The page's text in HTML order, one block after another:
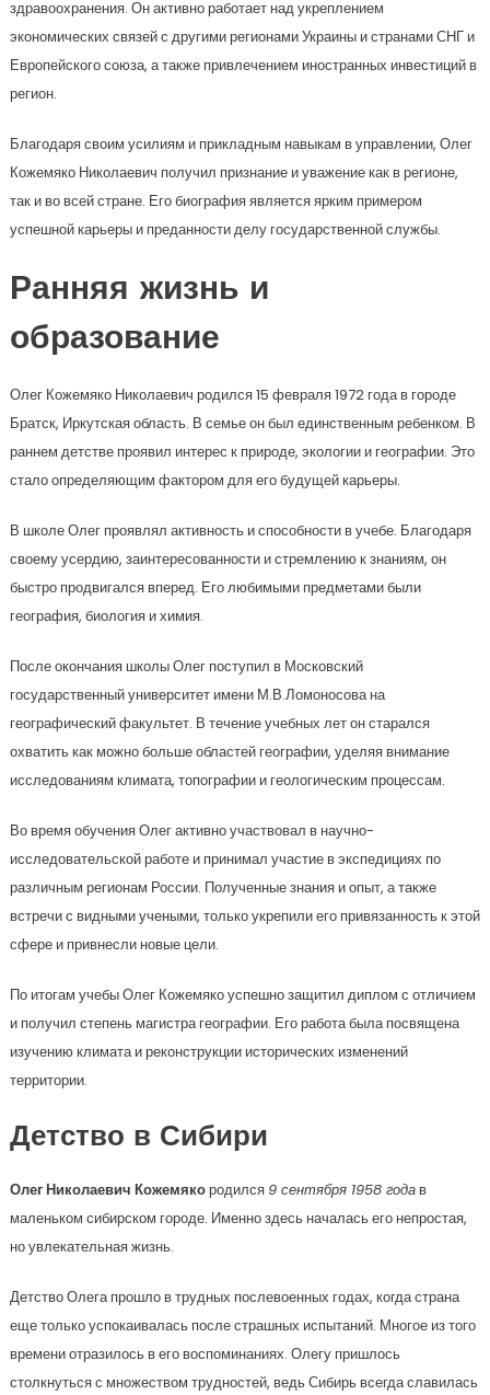
здравоохранения. Он активно работает над укреплением
экономических связей с другими регионами Украины и странами СНГ и
Европейского союза, а также привлечением иностранных инвестиций в
регион.
Благодаря своим усилиям и прикладным навыкам в управлении, Олег
Кожемяко Николаевич получил признание и уважение как в регионе,
так и во всей стране. Его биография является ярким примером
успешной карьеры и преданности делу государственной службы.
Ранняя жизнь и
образование
Олег Кожемяко Николаевич родился 15 февраля 1972 года в городе
Братск, Иркутская область. В семье он был единственным ребенком. В
раннем детстве проявил интерес к природе, экологии и географии. Это
стало определяющим фактором для его будущей карьеры.
В школе Олег проявлял активность и способности в учебе. Благодаря
своему усердию, заинтересованности и стремлению к знаниям, он
быстро продвигался вперед. Его любимыми предметами были
география, биология и химия.
После окончания школы Олег поступил в Московский
государственный университет имени М.В.Ломоносова на
географический факультет. В течение учебных лет он старался
охватить как можно больше областей географии, уделяя внимание
исследованиям климата, топографии и геологическим процессам.
Во время обучения Олег активно участвовал в научно-
исследовательской работе и принимал участие в экспедициях по
различным регионам России. Полученные знания и опыт, а также
встречи с видными учеными, только укрепили его привязанность к этой
сфере и привнесли новые цели.
По итогам учебы Олег Кожемяко успешно защитил диплом с отличием
и получил степень магистра географии. Его работа была посвящена
изучению климата и реконструкции исторических изменений
территории.
Детство в Сибири
Олег Николаевич Кожемякородился 9 сентября 1958 годав
маленьком сибирском городе. Именно здесь началась его непростая,
но увлекательная жизнь.
Детство Олега прошло в трудных послевоенных годах, когда страна
еще только успокаивалась после страшных испытаний. Многое из того
времени отразилось в его воспоминаниях. Олегу пришлось
столкнуться с множеством трудностей, ведь Сибирь всегда славилась